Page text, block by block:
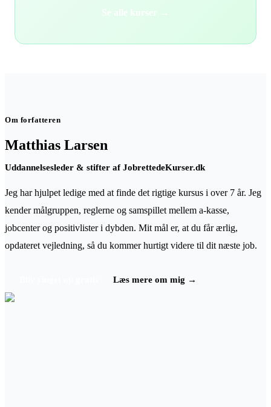
Se alle kurser →
Om forfatteren
Matthias Larsen
Uddannelsesleder & stifter af JobrettedeKurser.dk
Jeg har hjulpet ledige med at finde det rigtige kursus i over 7 år. Jeg
kender målgruppen, reglerne og samspillet mellem a-kasse,
jobcenter og positivlister i dybden. Mit mål er, at du får ærlig,
opdateret vejledning, så du kommer hurtigt videre til dit næste job.
Læs mere om mig →